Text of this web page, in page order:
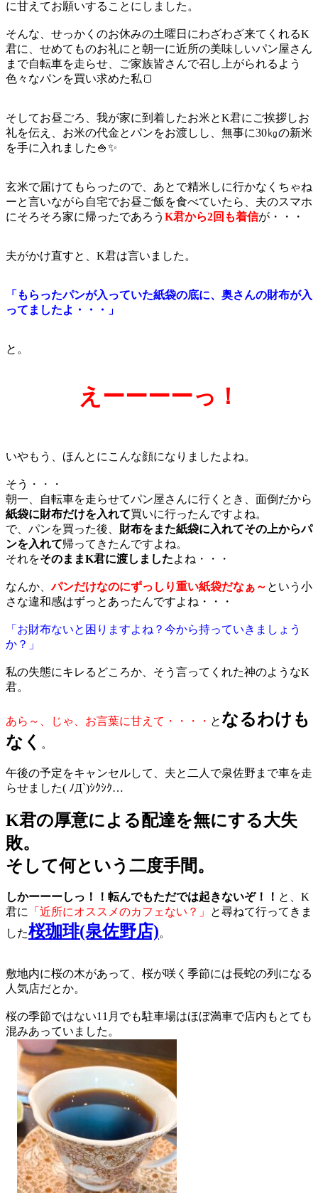
に甘えてお願いすることにしました。
そんな、せっかくのお休みの土曜日にわざわざ来てくれるK
君に、せめてものお礼にと朝一に近所の美味しいパン屋さん
まで自転車を走らせ、ご家族皆さんで召し上がられるよう
色々なパンを買い求めた私🍞
そしてお昼ごろ、我が家に到着したお米とK君にご挨拶しお
礼を伝え、お米の代金とパンをお渡しし、無事に30㎏の新米
を手に入れました🍚✨
玄米で届けてもらったので、あとで精米しに行かなくちゃね
ーと言いながら自宅でお昼ご飯を食べていたら、夫のスマホ
にそろそろ家に帰ったであろう K君から2回も着信が・・・
夫がかけ直すと、K君は言いました。
「もらったパンが入っていた紙袋の底に、奥さんの財布が入
ってましたよ・・・」
と。
えーーーーっ！
いやもう、ほんとにこんな顔になりましたよね。
そう・・・
朝一、自転車を走らせてパン屋さんに行くとき、面倒だから
紙袋に財布だけを入れて買いに行ったんですよね。
で、パンを買った後、 財布をまた紙袋に入れてその上からパ
ンを入れて帰ってきたんですよね。
それをそのままK君に渡しましたよね・・・
なんか、パンだけなのにずっしり重い紙袋だなぁ～ という小
さな違和感はずっとあったんですよね・・・
「お財布ないと困りますよね？今から持っていきましょう
か？」
私の失態にキレるどころか、そう言ってくれた神のようなK
君。
あら～、じゃ、お言葉に甘えて・・・・ と なるわけも
なく 。
午後の予定をキャンセルして、夫と二人で泉佐野まで車を走
らせました( ﾉД`)ｼｸｼｸ…
K君の厚意による配達を無にする大失
敗。
そして何という二度手間。
しかーーーしっ！！転んでもただでは起きないぞ！！ と、K
君に
「近所にオススメのカフェない？」
と尋ねて行ってきま
した桜珈琲(泉佐野店)。
敷地内に桜の木があって、桜が咲く季節には長蛇の列になる
人気店だとか。
桜の季節ではない11月でも駐車場はほぼ満車で店内もとても
混みあっていました。